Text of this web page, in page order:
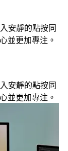
安靜的點按同
並更加專注。
安靜的點按同
並更加專注。